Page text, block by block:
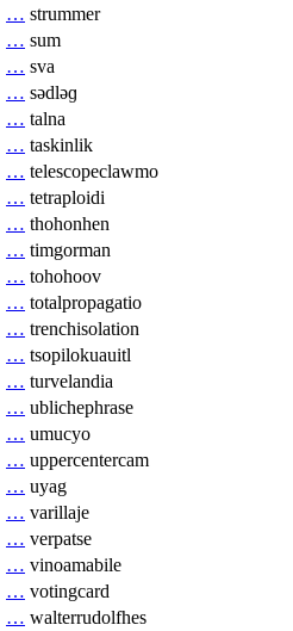
… strummer
… sum
… sva
… sədləɡ
… talna
… taskinlik
… telescopeclawmo
… tetraploidi
… thohonhen
… timgorman
… tohohoov
… totalpropagatio
… trenchisolation
… tsopilokuauitl
… turvelandia
… ublichephrase
… umucyo
… uppercentercam
… uyag
… varillaje
… verpatse
… vinoamabile
… votingcard
… walterrudolfhes